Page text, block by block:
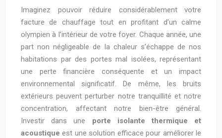
Imaginez pouvoir réduire considérablement votre
facture de chauffage tout en profitant d’un calme
olympien à l’intérieur de votre foyer. Chaque année, une
part non négligeable de la chaleur s’échappe de nos
habitations par des portes mal isolées, représentant
une perte financière conséquente et un impact
environnemental significatif. De même, les bruits
extérieurs peuvent perturber notre tranquillité et notre
concentration, affectant notre bien-être général.
Investir dans une porte isolante thermique et
acoustiqueest une solution efficace pour améliorer le